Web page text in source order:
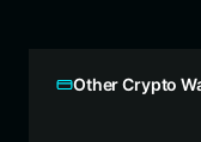
Other Crypto